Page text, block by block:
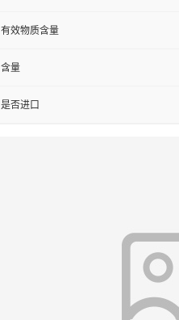
有效物质含量
含量
是否进口